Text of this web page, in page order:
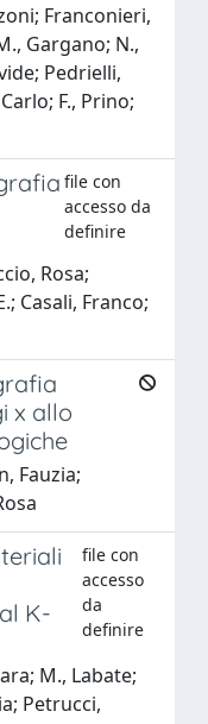
Franconieri,
Gargano; N.,
Pedrielli,
F., Prino;
file con
accesso da
definire
Rosa;
Casali, Franco;
x allo
Fauzia;
K-
file con
accesso
da
definire
M., Labate;
Petrucci,